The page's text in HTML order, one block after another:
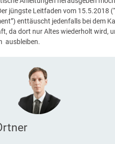
jüngste Leitfaden vom 15.5.2018
enttäuscht jedenfalls bei dem
da dort nur Altes wiederholt wird,
ausbleiben.